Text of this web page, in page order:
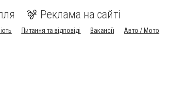
Реклама на сайті
Питання та відповіді Вакансії
Авто / Мото